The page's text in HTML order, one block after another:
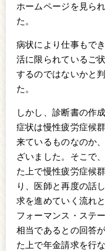
ホームページを見ら
た。
病状により仕事もで
活に限られているご
するのではないかと
た。
しかし、診断書の作
症状は慢性疲労症候
来ているものなのか
ざいました。そこで
た上で慢性疲労症候
り、医師と再度の話
求を進めていく流れ
フォーマンス・ステ
相当であるとの回答
た上で年金請求を行